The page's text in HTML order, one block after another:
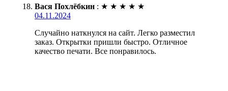
Вася Похлёбкин : ★ ★ ★ ★ ★
04.11.2024
Случайно наткнулся на сайт. Легко разместил
заказ. Открытки пришли быстро. Отличное
качество печати. Все понравилось.